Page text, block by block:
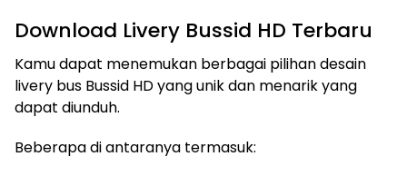
Download Livery Bussid HD Terbaru
Kamu dapat menemukan berbagai pilihan desain
livery bus Bussid HD yang unik dan menarik yang
dapat diunduh.
Beberapa di antaranya termasuk: